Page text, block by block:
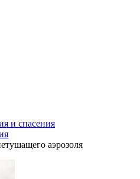
и спасения
аэрозоля